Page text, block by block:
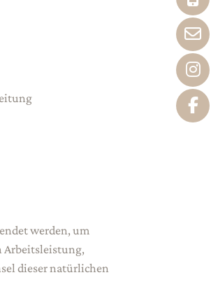
werden, um
Arbeitsleistung,
dieser natürlichen